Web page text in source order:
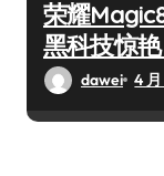
荣耀
黑科技惊艳
dawei 4